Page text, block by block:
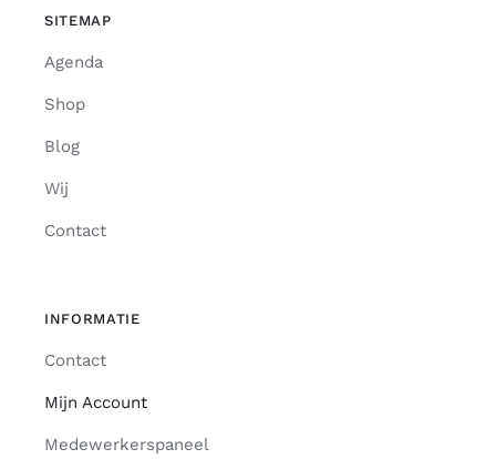
SITEMAP
Agenda
Shop
Blog
Wij
Contact
INFORMATIE
Contact
Mijn Account
Medewerkerspaneel